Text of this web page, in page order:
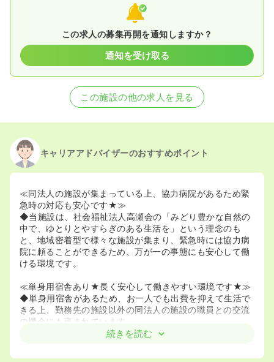
この求人の募集再開を通知しますか？
通知を受け取る
この施設の他の求人を見る
キャリアアドバイザーのおすすめポイント
≪同法人の施設が集まっている上、協力病院があるため緊
急時の対応も安心です★≫
◆当施設は、社会福祉法人高瀬会の「みどり豊かな自然の
中で、ゆとりとやすらぎのある生活を」という理念のも
と、地域密着型で様々な施設が集まり、緊急時には協力病
院に頼ることができるため、万が一の事態にも安心して働
ける環境です。
≪単身用宿舎あり★長く安心して働きやすい環境です★≫
◆単身用宿舎があるため、お一人でも出費を抑えて生活で
きる上、勤務先の施設以外の同法人の施設の職員との交流
の機会にも恵まれています。
◆ご家庭をお持ちの方は、マイカー通勤可能で無料駐車場
トを両立して働きやすい環境です。
続きを読む